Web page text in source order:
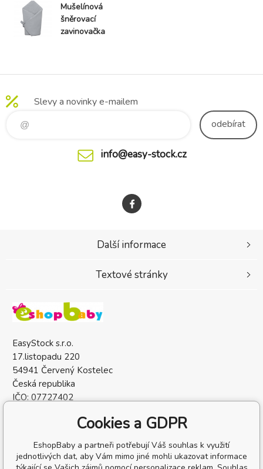
Mušelínová
šněrovací
zavinovačka
Slevy a novinky e-mailem
odebírat
info@easy-stock.cz
EasyStock s.r.o.
17.listopadu 220
54941 Červený Kostelec
Česká republika
IČO: 07727402
Další informace
Textové stránky
Cookies a GDPR
EshopBaby a partneři potřebují Váš souhlas k využití
jednotlivých dat, aby Vám mimo jiné mohli ukazovat informace